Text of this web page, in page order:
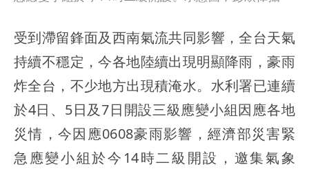
受到滯留鋒面及西南氣流共同影響，全台天氣
持續不穩定，今各地陸續出現明顯降雨，豪雨
炸全台，不少地方出現積淹水。水利署已連續
於4日、5日及7日開設三級應變小組因應各地
災情，今因應0608豪雨影響，經濟部災害緊
急應變小組於今14時二級開設，邀集氣象